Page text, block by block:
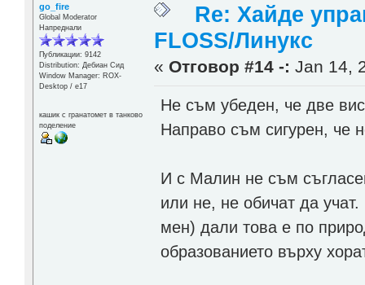
go_fire
Global Moderator
Напреднали
Публикации: 9142
Distribution: Дебиан Сид
Window Manager: ROX-
Desktop / е17
кашик с гранатомет в танково
поделение
Re: Хайде
FLOSS/Линукс
« Отговор #14 -: Jan 14,
Не съм убеден, че две
Направо съм сигурен, че
И с Малин не съм
или не, не обичат да
мен) дали това е по
образованието върху